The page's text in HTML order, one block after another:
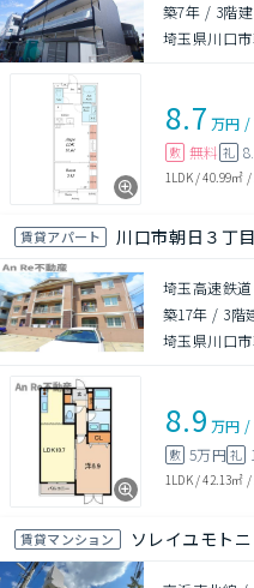
築7年 / 3階建
埼玉県川口
8.7 万円 /
敷 無料 礼
1LDK/40.99㎡ /
賃貸アパート 川口市朝日３丁
埼玉高速鉄
築17年 / 3階
埼玉県川口
8.9 万円 /
敷 5万円礼
1LDK/42.13㎡ /
賃貸マンション ソレイユモトニ